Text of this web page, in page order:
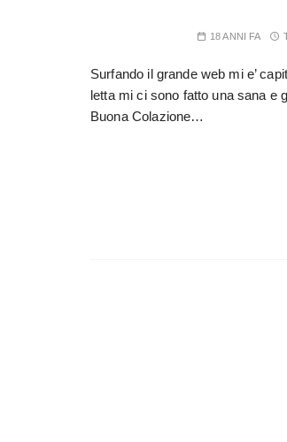
18 ANNI FA
Surfando il grande web mi e’
letta mi ci sono fatto una sana e
Buona Colazione…